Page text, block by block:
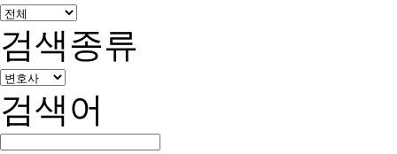
검색종류
검색어